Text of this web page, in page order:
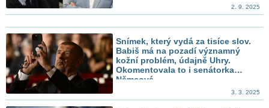
2. 9. 2025
Snímek, který vydá za tisíce slov.
Babiš má na pozadí významný
kožní problém, údajně Uhry.
Okomentovala to i senátorka
Němcová
3. 3. 2025